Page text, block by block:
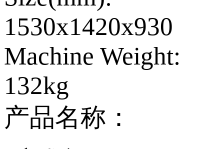
1530x1420x930
Machine Weight:
132kg
产品名称：